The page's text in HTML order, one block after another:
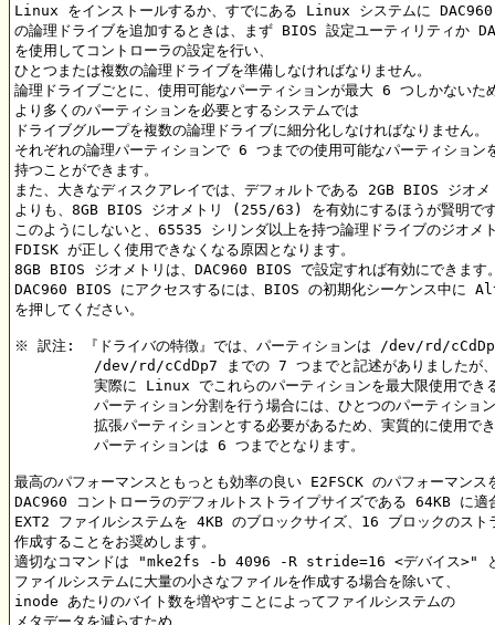
Linux をインストールするか、すでにある Linux システムに DAC960
の論理ドライブを追加するときは、まず BIOS 設定ユーティリティか
を使用してコントローラの設定を行い、
ひとつまたは複数の論理ドライブを準備しなければなりません。
論理ドライブごとに、使用可能なパーティションが最大 6 つしかないた
より多くのパーティションを必要とするシステムでは
ドライブグループを複数の論理ドライブに細分化しなければなりません。
それぞれの論理パーティションで 6 つまでの使用可能なパーティション
持つことができます。
また、大きなディスクアレイでは、デフォルトである 2GB BIOS ジ
よりも、8GB BIOS ジオメトリ (255/63) を有効にするほうが賢明で
このようにしないと、65535 シリンダ以上を持つ論理ドライブのジオメ
FDISK が正しく使用できなくなる原因となります。
8GB BIOS ジオメトリは、DAC960 BIOS で設定すれば有効にできます
DAC960 BIOS にアクセスするには、BIOS の初期化シーケンス中に
を押してください。
※ 訳注: 『ドライバの特徴』では、パーティションは /dev/rd/
最高のパフォーマンスともっとも効率の良い E2FSCK のパフォーマンス
DAC960 コントローラのデフォルトストライプサイズである 64KB に適
EXT2 ファイルシステムを 4KB のブロックサイズ、16 ブロックのスト
作成することをお奨めします。
適切なコマンドは "mke2fs -b 4096 -R stride=16 <デバイス>" と
ファイルシステムに大量の小さなファイルを作成する場合を除いて、
inode あたりのバイト数を増やすことによってファイルシステムの
メタデータを減らすため、